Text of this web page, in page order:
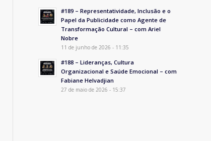
#189 – Representatividade, Inclusão e o
Papel da Publicidade como Agente de
Transformação Cultural – com Ariel
Nobre
11 de junho de 2026 - 11:35
#188 – Lideranças, Cultura
Organizacional e Saúde Emocional – com
Fabiane Helvadjian
27 de maio de 2026 - 15:37